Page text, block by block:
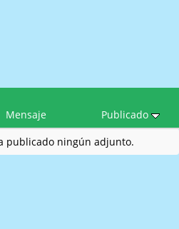
Mensaje
Publicado
publicado ningún adjunto.